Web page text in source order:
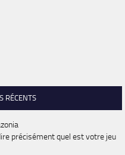
RÉCENTS
précisément quel est votre jeu